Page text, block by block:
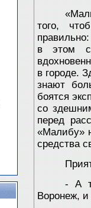
того,
в этом
в городе.
знают
боятся
со
перед
«Малибу»
средства
- А
Воронеж,